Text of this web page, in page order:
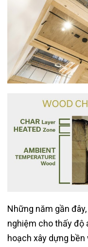
Những năm gần
nghiệm cho thấy độ
hoạch xây dựng bền